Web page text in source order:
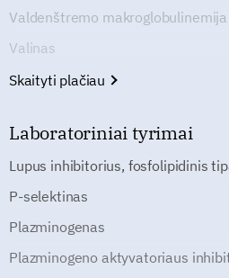
Valdenštremo makroglobulinemija
Valinas
Skaityti plačiau
Laboratoriniai tyrimai
Lupus inhibitorius, fosfolipidinis
P-selektinas
Plazminogenas
Plazminogeno aktyvatoriaus